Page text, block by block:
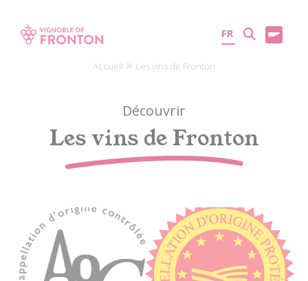
Accueil » Les vins de Fronton
Les vins de Fronton
Découvrir